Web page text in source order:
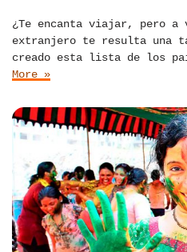
¿Te encanta viajar, pero a
extranjero te resulta una
creado esta lista de los
More »